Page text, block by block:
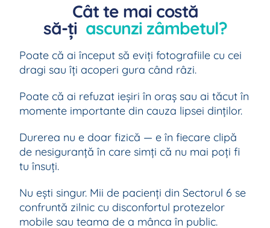
Cât te mai costă
să-ți ascunzi zâmbetul?
Poate că ai început să eviți fotografiile cu cei
dragi sau îți acoperi gura când râzi.
Poate că ai refuzat ieșiri în oraș sau ai tăcut în
momente importante din cauza lipsei dinților.
Durerea nu e doar fizică — e în fiecare clipă
de nesiguranță în care simți că nu mai poți fi
tu însuți.
Nu ești singur. Mii de pacienți din Sectorul 6 se
confruntă zilnic cu disconfortul protezelor
mobile sau teama de a mânca în public.